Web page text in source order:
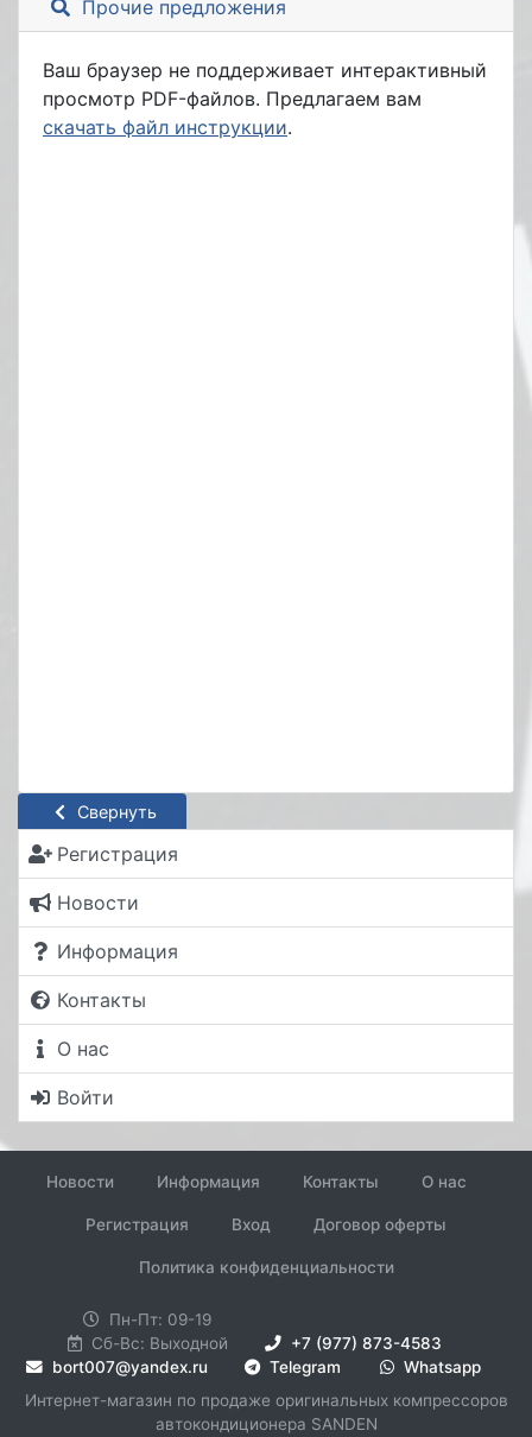
Свернуть
Регистрация
Новости
Информация
Контакты
О нас
Войти
Прочие предложения
Ваш браузер не поддерживает интерактивный
просмотр PDF-файлов. Предлагаем вам
скачать файл инструкции.
Новости Информация Контакты О нас
Регистрация Вход Договор оферты
Политика конфиденциальности
Пн-Пт: 09-19
Сб-Вс: Выходной
+7 (977) 873-4583
bort007@yandex.ru
Telegram
Whatsapp
Интернет-магазин по продаже оригинальных компрессоров
автокондиционера SANDEN